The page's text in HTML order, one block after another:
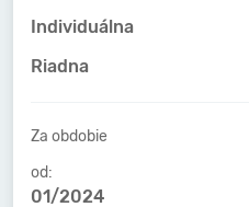
Individuálna
Riadna
Za obdobie
od:
01/2024